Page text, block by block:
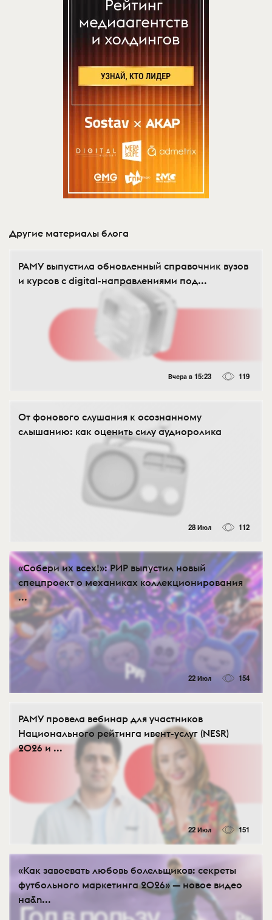
Другие материалы блога
РАМУ выпустила обновленный справочник вузов
и курсов с digital-направлениями под...
Вчера в 15:23 119
От фонового слушания к осознанному
слышанию: как оценить силу аудиоролика
28 Июл 112
«Собери их всех!»: РИР выпустил новый
спецпроект о механиках коллекционирования
...
22 Июл 154
РАМУ провела вебинар для участников
Национального рейтинга ивент-услуг (NESR)
2026 и ...
22 Июл 151
«Как завоевать любовь болельщиков: секреты
футбольного маркетинга 2026» — новое видео
на&n...